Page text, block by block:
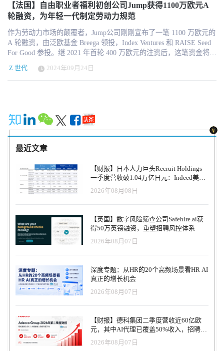
受着恐惧、焦虑、失眠、偏执、孤独等痛苦。因此，这影响了员工
的参与度和工作效率。 但是，在大流行病期间，许多组织都在福利
行了调查，结果发现 94% 的组织对其福利计划进行了大量投资 85%
的组织增加了对心理健康相关福利的支持 50%的组织增加了对身体
健康的支持 38% 的组织改善了对财务福利的支持 调查进一步强调，
使用福利的员工中，23%的人心理健康得到改善，17%的人身体健康
的平衡 工作与生活的平衡对所有人都至关重要，而随着大流行病的
出现，这一点变得更加突出。 那些能够在朝九晚五的工作之余关掉
屏幕的人很不错！但对其他人来说，如前所述，上班和下班时间变
得错综复杂。尽管如此，有些人还是认识到，他们在工作效率高的
工作时如何保持工作与生活的平衡一直是个难题。人力资源部门在
制定 2023 年有效的人力资源战略时需要牢记这一点。 对一些人来
说，工作与生活的平衡意味着花时间陪伴家人；对另一些人来说，
工作与生活的平衡意味着沉溺于个人发展或自我保健。工作与生活
的平衡能给员工带来满足感和成就感。此外，它还有助于减轻压力
和疲劳。最终，能够在工作和生活之间保持协同关系的员工，工作
效率更高，参与度更高，每天都期待着工作。 混合式工作将继续发
展，Metaverse 将崛起 埃森哲公司（Accenture）最近的一项调查发
现，83% 的员工更喜欢在混合环境中工作，63% 的组织已经采用了
“随时随地提高生产力 ”的员工模式。 在全球范围内，过去两年大家
的工作方式发生了显著变化。现在，混合工作已成为各组织公认的
规范，并将继续存在下去。 混合式工作对雇主和员工都有好处。它
让员工可以灵活地在任何地方工作，更好地平衡工作与生活。另一
方面，它也降低了员工的间接成本、办公室维护和物流成本。 2023
年，如果混合工作过渡到元世界，会议和其他活动也会发生，我们
也不会感到惊讶。人力资源部门必须重新想象大流行后的世界是什
么样子，并重新设计和创新人力资源战略。他们需要专注于创造一
个公平公正的工作场所，在这里，没有人会因为工作地点而感到被
疏远或与外界脱节。无论在哪里工作，每个人都应该有机会使用一
【法国】自由职业者福利初创公司Jump获得1100万欧元A
轮融资，为年轻一代制定劳动力规范
作为劳动力市场的颠覆者，Jump公司刚刚宣布了一笔 1100 万欧元的
A 轮融资，由泛欧基金 Breega 领投，Index Ventures 和 RAISE Seed
For Good 参投。继 2021 年首轮 400 万欧元的注资后，这笔资金将用
于加快 Jump 在法国和欧洲的发展，尤其是推广其旨在为追求自由的
年轻一代重新定义工作的创新模式。 法国有 400 多万自由职业者，
年轻一代的梦想不仅仅是传统的职业，工作世界正在经历一场深刻
作的安全性。由尼古拉斯-法永（Nicolas Fayon）、蒂博-库隆
（Thibault Coulon）和马克西姆-布歇（Maxime Bouchet）构思和开发
的解决方案 “跳一跳”（Jump），旨在将他们的职业生涯转变为真正
实现自我价值的途径。这是数百万创业者的一个战略转折点：一个
传统工作准则受到挑战的世界。 公司的使命是重新定义工作世界。
Jump 公司拥有 2000 多家客户，为他们提供最好的社会保障（公司
医疗保险、员工储蓄等），为他们提供可靠的工具基础和受薪工作
的所有好处。如今，Jump 已成为自由职业者不可或缺的合作伙伴。
“今天，Jump 将年轻一代对自由的深切渴望与对安全和个人成就感的
基本需求结合起来。自 2021 年推出以来，我们迅速赢得了自由职业
者的青睐，成为法国的领军企业。这笔资金不仅能让我们加速发
展，还能继续开发我们的产品，以满足法国和欧洲未来创造者的需
求，"Jump 联合创始人兼首席执行官尼古拉斯-法永（Nicolas
Fayon）评论道。 这笔巨额融资将使这家年轻的法国初创企业加速发
展，并在法国和欧洲（包括英国）推广其创新模式。在当前形势
参与的法国和国际知名基金支持的这一特殊的A轮融资，将使Jump的
团队能够在Y世代和Z世代（他们是改变工作习惯的核心）中提高品
牌知名度，并为他们提供更全面的支持，帮助他们实现职业和个人
支持，而且价格不再便宜，而是标准化的。事实上，Jump 重新定义
了获得自由职业者独立性的标准，"Jumper 首席技术官 Lilian Saget-
Lethias 补充道。 “Jump是对社会变化和我们与工作关系的期望的回
Z 世代 2024年09月24日
最近文章
【财报】日本人力巨头Recruit Holdings
一季度营收破1.04万亿日元：Indeed美国
收入逆势增长30%，AI招聘推动利润率升
至47.4%
2026年08月08日
【英国】数字风险筛查公司Safehire.ai获
得50万英镑融资，重塑招聘风控体系
2026年08月07日
深度专题：从HR的20个高频场景看HR AI
真正的增长机会
2026年08月07日
【财报】德科集团二季度营收近60亿欧
元，其中AI代理已覆盖50%收入，招聘服
务进入运营重构阶段
2026年08月07日